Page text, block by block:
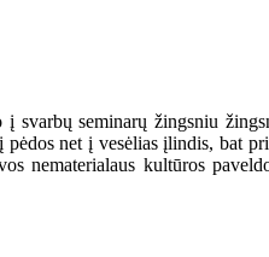
seminarų žingsniu
net į vesėlias įlindis, bat
nematerialaus kultūros